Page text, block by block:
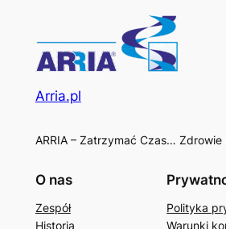
Arria.pl
ARRIA – Zatrzymać Czas… Zdrowie
O nas
Zespół
Historia
Polityka
Warunki